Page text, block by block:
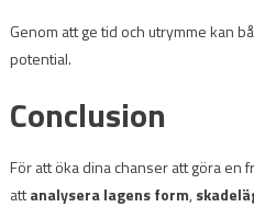
Genom att ge tid och utrymme kan
potential.
Conclusion
För att öka dina chanser att göra en
attanalysera lagens form,